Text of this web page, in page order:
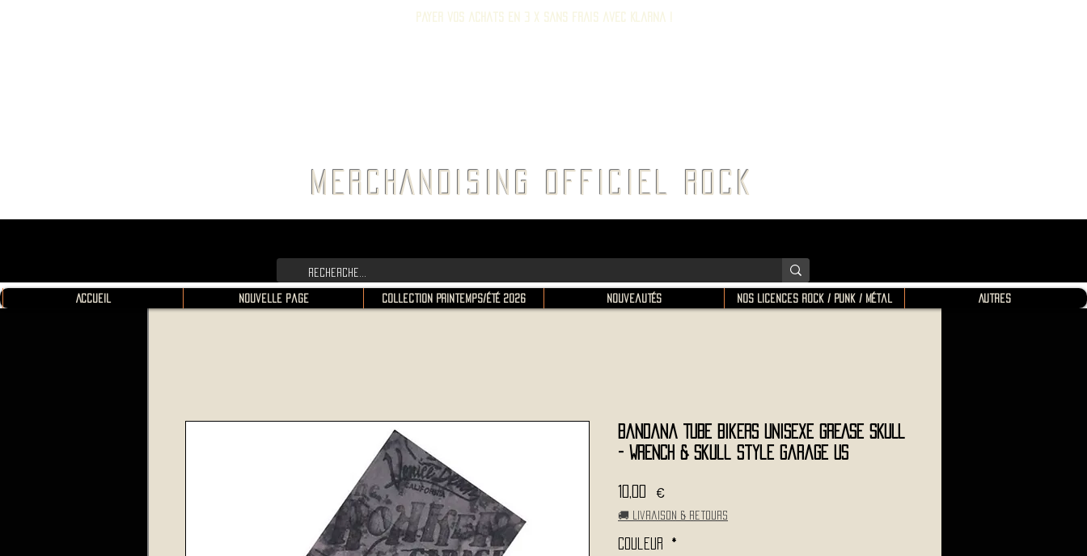
Payer vos achats en 3 x sans frais avec Klarna !
MERCHANDISING OFFICIEL ROCK
Accueil Nouvelle page Collection Printemps/Été 2026 Nouveautés Nos Licences Rock / Punk / Métal Autres
Bandana Tube bikers Unisexe GREASE SKULL
- Wrench & Skull Style Garage US
10,00 €
🚚 Livraison & retours
Couleur *